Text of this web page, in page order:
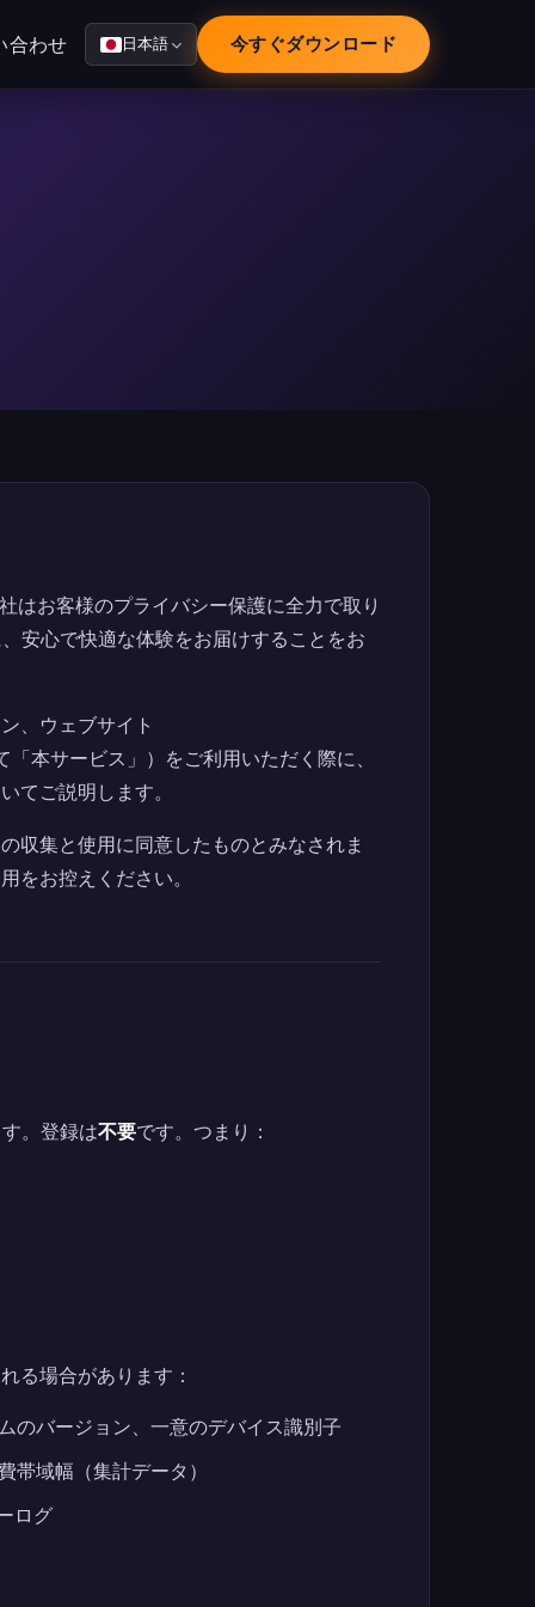
合わせ 日本語 今すぐダウンロード
はお客様のプライバシー保護に全力で取り
安心で快適な体験をお届けすることをお
、ウェブサイト
本サービス」）をご利用いただく際に、
てご説明します。
収集と使用に同意したものとみなされま
をお控えください。
。登録は不要です。つまり：
る場合があります：
のバージョン、一意のデバイス識別子
帯域幅（集計データ）
ログ